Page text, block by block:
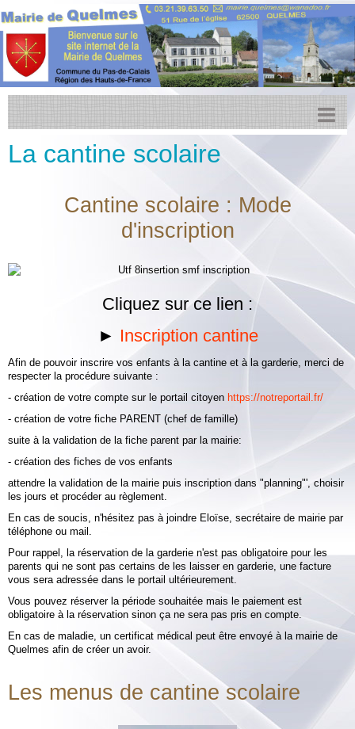
Accueil
Facebook
Agenda
Albums
Vidéos
Contact
La cantine scolaire
Cantine scolaire : Mode
d'inscription
Cliquez sur ce lien :
► Inscription cantine
Afin de pouvoir inscrire vos enfants à la cantine et à la garderie, merci de
respecter la procédure suivante :
- création de votre compte sur le portail citoyen https://notreportail.fr/
- création de votre fiche PARENT (chef de famille)
suite à la validation de la fiche parent par la mairie:
- création des fiches de vos enfants
attendre la validation de la mairie puis inscription dans "planning"', choisir
les jours et procéder au règlement.
En cas de soucis, n'hésitez pas à joindre Eloïse, secrétaire de mairie par
téléphone ou mail.
Pour rappel, la réservation de la garderie n'est pas obligatoire pour les
parents qui ne sont pas certains de les laisser en garderie, une facture
vous sera adressée dans le portail ultérieurement.
Vous pouvez réserver la période souhaitée mais le paiement est
obligatoire à la réservation sinon ça ne sera pas pris en compte.
En cas de maladie, un certificat médical peut être envoyé à la mairie de
Quelmes afin de créer un avoir.
Les menus de cantine scolaire